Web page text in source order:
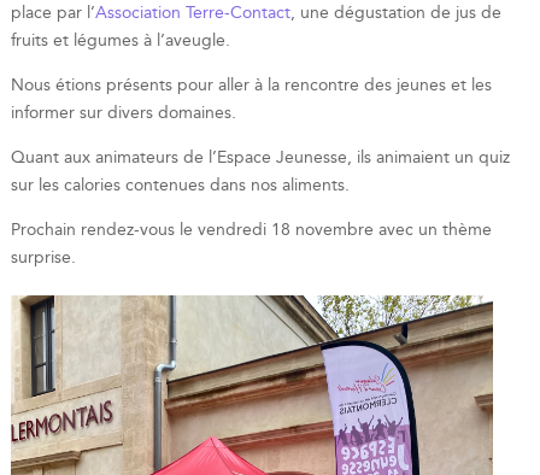
place par l’Association Terre-Contact, une dégustation de jus de
fruits et légumes à l’aveugle.
Nous étions présents pour aller à la rencontre des jeunes et les
informer sur divers domaines.
Quant aux animateurs de l’Espace Jeunesse, ils animaient un quiz
sur les calories contenues dans nos aliments.
Prochain rendez-vous le vendredi 18 novembre avec un thème
surprise.